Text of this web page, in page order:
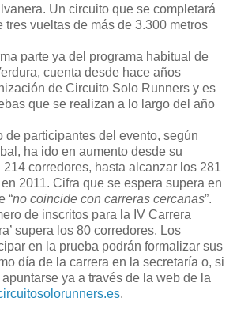
Un circuito que se completará
tres vueltas de más de 3.300 metros
parte ya del programa habitual de
cuenta desde hace años
de Circuito Solo Runners y es
que se realizan a lo largo del año
de participantes del evento, según
ha ido en aumento desde su
corredores, hasta alcanzar los 281
2011. Cifra que se espera supera en
“no coincide con carreras cercanas”.
de inscritos para la IV Carrera
supera los 80 corredores. Los
en la prueba podrán formalizar sus
día de la carrera en la secretaría o, si
ya a través de la web de la
.